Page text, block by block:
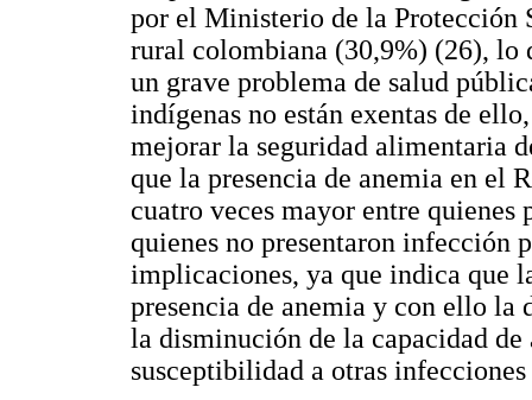
por el Ministerio de la Protección
rural colombiana (30,9%) (26), lo
un grave problema de salud
indígenas no están exentas de
mejorar la seguridad alimentaria
que la presencia de anemia en el
cuatro veces mayor entre
quienes no presentaron infección
implicaciones, ya que indica que
presencia de anemia y con ello la
la disminución de la capacidad
susceptibilidad a otras